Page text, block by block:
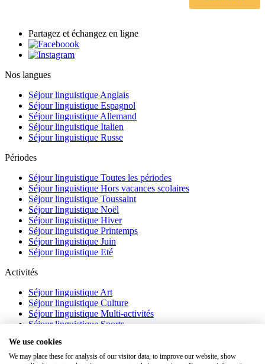
Partagez et échangez en ligne
Nos langues
Séjour linguistique Anglais
Séjour linguistique Espagnol
Séjour linguistique Allemand
Séjour linguistique Italien
Séjour linguistique Russe
Périodes
Séjour linguistique Toutes les périodes
Séjour linguistique Hors vacances scolaires
Séjour linguistique Toussaint
Séjour linguistique Noël
Séjour linguistique Hiver
Séjour linguistique Printemps
Séjour linguistique Juin
Séjour linguistique Eté
Activités
Séjour linguistique Art
Séjour linguistique Culture
Séjour linguistique Multi-activités
Séjour linguistique Sports
À propos
We use cookies
We may place these for analysis of our visitor data, to improve our website, show